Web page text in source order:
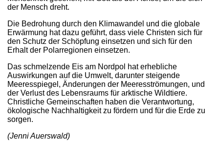
der Mensch dreht.
Die Bedrohung durch den Klimawandel und die globale
Erwärmung hat dazu geführt, dass viele Christen sich für
den Schutz der Schöpfung einsetzen und sich für den
Erhalt der Polarregionen einsetzen.
Das schmelzende Eis am Nordpol hat erhebliche
Auswirkungen auf die Umwelt, darunter steigende
Meeresspiegel, Änderungen der Meeresströmungen, und
der Verlust des Lebensraums für arktische Wildtiere.
Christliche Gemeinschaften haben die Verantwortung,
ökologische Nachhaltigkeit zu fördern und für die Erde zu
sorgen.
(Jenni Auerswald)